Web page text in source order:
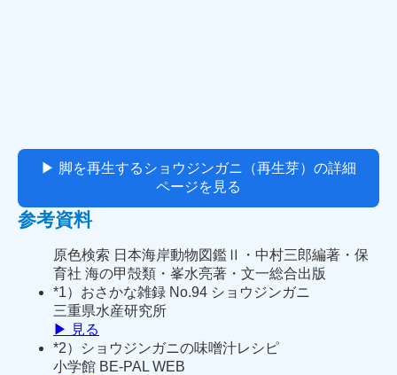
▶ 脚を再生するショウジンガニ（再生芽）の詳細
ページを見る
参考資料
原色検索 日本海岸動物図鑑Ⅱ・中村三郎編著・保
育社 海の甲殻類・峯水亮著・文一総合出版
*1）おさかな雑録 No.94 ショウジンガニ
三重県水産研究所
▶ 見る
*2）ショウジンガニの味噌汁レシピ
小学館 BE-PAL WEB